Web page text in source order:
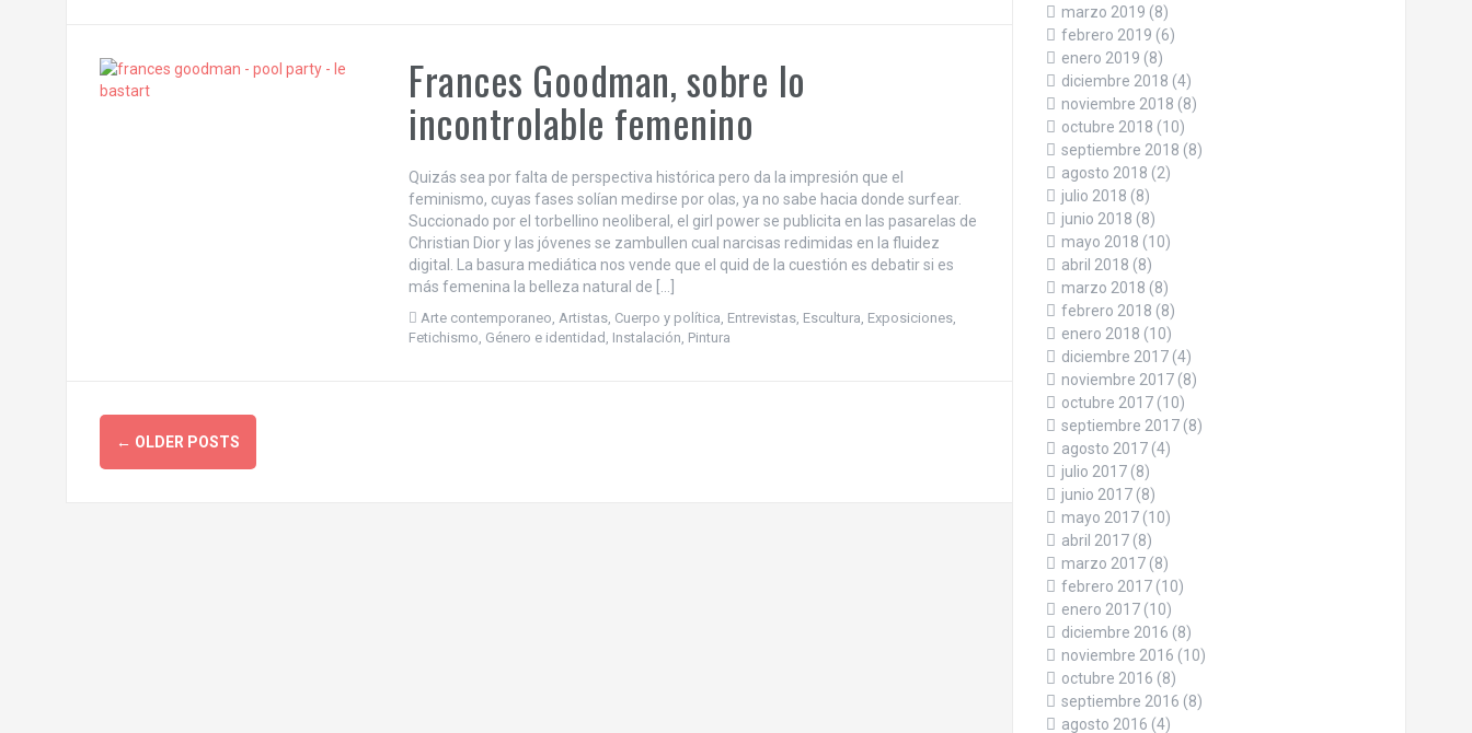
Frances Goodman, sobre lo
incontrolable femenino
Quizás sea por falta de perspectiva histórica pero da la impresión que el
feminismo, cuyas fases solían medirse por olas, ya no sabe hacia donde surfear.
Succionado por el torbellino neoliberal, el girl power se publicita en las pasarelas de
Christian Dior y las jóvenes se zambullen cual narcisas redimidas en la fluidez
digital. La basura mediática nos vende que el quid de la cuestión es debatir si es
más femenina la belleza natural de […]
Arte contemporaneo,Artistas, Cuerpo y política, Entrevistas, Escultura, Exposiciones,
Fetichismo, Género e identidad , Instalación, Pintura
P← OLDER POSTS
marzo 2019 (8)
febrero 2019 (6)
enero 2019 (8)
diciembre 2018 (4)
noviembre 2018 (8)
octubre 2018 (10)
septiembre 2018 (8)
agosto 2018 (2)
julio 2018 (8)
junio 2018 (8)
mayo 2018 (10)
abril 2018 (8)
marzo 2018 (8)
febrero 2018 (8)
enero 2018 (10)
diciembre 2017(4)
noviembre 2017(8)
octubre 2017(10)
septiembre 2017(8)
agosto 2017(4)
julio 2017(8)
junio 2017(8)
mayo 2017(10)
abril 2017(8)
marzo 2017(8)
febrero 2017(10)
enero 2017(10)
diciembre 2016 (8)
noviembre 2016 (10)
octubre 2016 (8)
septiembre 2016 (8)
agosto 2016 (4)